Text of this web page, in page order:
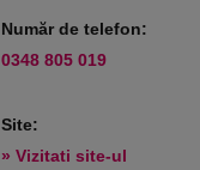
Număr de telefon:
0348 805 019
Site:
» Vizitati site-ul